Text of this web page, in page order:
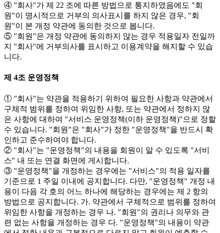
④ "회사"가 제 22 조에 따른 방법으로 통지하였음에도 "회
원"이 명시적으로 거부의 의사표시를 하지 않은 경우, "회
원"이 본 개정 약관에 동의한 것으로 봅니다.
⑤ "회원"은 개정 약관에 동의하지 않는 경우 적용일자 전일까
지 "회사"에 거부의사를 표시하고 이용계약을 해지할 수 있습
니다.
제 4조 운영정책
① "회사"는 약관을 적용하기 위하여 필요한 사항과 약관에서
구체적 범위를 정하여 위임한 사항, 또는 약관에서 정하지 않
은 사항에 대하여 "서비스 운영정책(이하 운영정책)"으로 정할
수 있습니다. "회원"은 "회사"가 정한 "운영정책"을 반드시 확
인하고 준수하여야 합니다.
② "회사"는 "운영정책"의 내용을 회원이 알 수 있도록 "서비
스" 내 또는 연결 화면에 게시합니다.
③ "운영정책"을 개정하는 경우에는 "서비스"의 적용 일자를
기준으로 1 주일 이내에 공지합니다. 다만, "운영정책" 개정 내
용이 다음 각 호의 어느 하나에 해당하는 경우에는 제 2 항의
방법으로 공지합니다. 가. 약관에서 구체적으로 범위를 정하여
위임한 사항을 개정하는 경우 나. "회원"의 권리나 의무와 관
련 없는 사항을 개정하는 경우 다. "운영정책"의 내용이 약관